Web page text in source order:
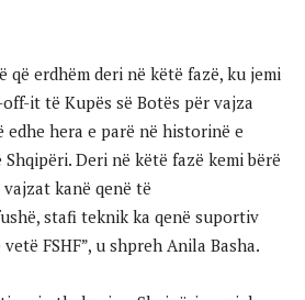
që erdhëm deri në këtë fazë, ku jemi
it të Kupës së Botës për vajza
edhe hera e parë në historinë e
Deri në këtë fazë kemi bërë
kanë qenë të
stafi teknik ka qenë suportiv
FSHF”, u shpreh Anila Basha.